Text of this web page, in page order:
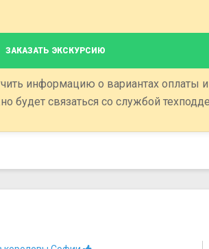
ЗАКАЗАТЬ ЭКСКУРСИЮ
информацию о вариантах оплаты
будет связаться со службой